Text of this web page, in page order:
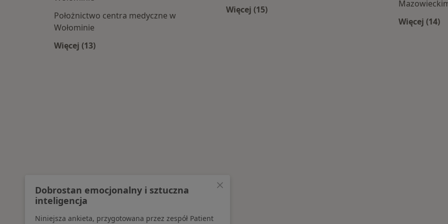
Położnictwo centra medyczne w
Wołominie
Więcej (13)
Więcej (15)
Więcej w kategorii: Najczęście leczone choroby
Więcej (14)
Dobrostan emocjonalny i sztuczna
inteligencja
Niniejsza ankieta, przygotowana przez zespół Patient